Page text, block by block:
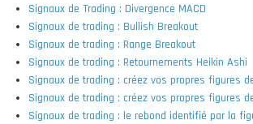
Signaux de Trading : Divergence MACD
Signaux de trading : Bullish Breakout
Signaux de trading : Range Breakout
Signaux de trading : Retournements Heikin Ashi
Signaux de trading : créez vos propres figures
Signaux de trading : créez vos propres figures
Signaux de trading : le rebond identifié par la